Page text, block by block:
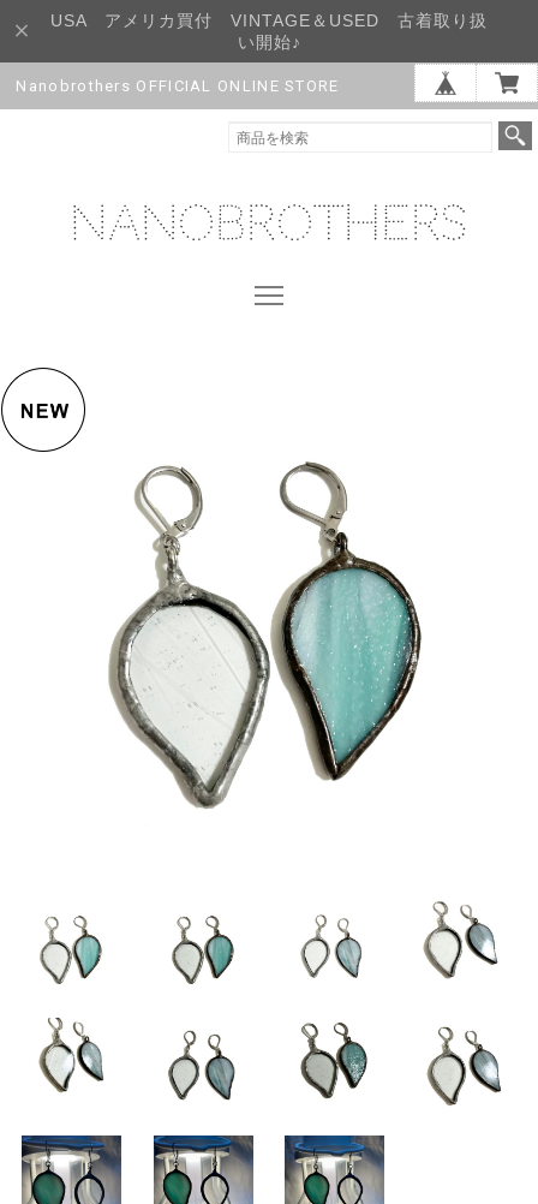
USA アメリカ買付 VINTAGE＆USED 古着取り扱
い開始♪
Nanobrothers OFFICIAL ONLINE STORE